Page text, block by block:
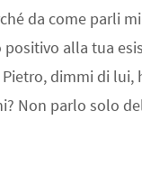
da come parli
alla tua
dimmi di
Non parlo solo